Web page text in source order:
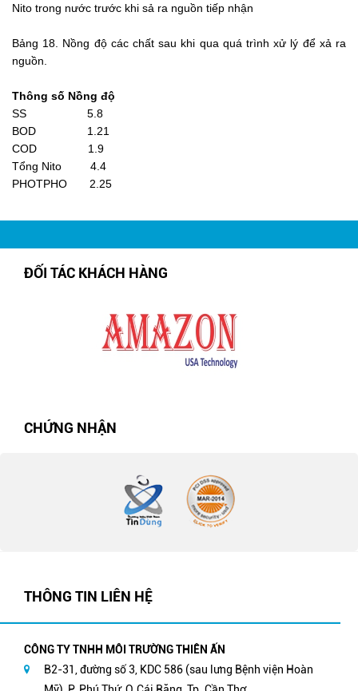
Nito trong nước trước khi sả ra nguồn tiếp nhận
Bảng 18. Nồng độ các chất sau khi qua quá trình xử lý để xả ra
nguồn.
Thông số Nồng độ
SS 5.8
BOD 1.21
COD 1.9
Tổng Nito 4.4
PHOTPHO 2.25
ĐỐI TÁC KHÁCH HÀNG
CHỨNG NHẬN
THÔNG TIN LIÊN HỆ
CÔNG TY TNHH MÔI TRƯỜNG THIÊN ẤN
B2-31, đường số 3, KDC 586 (sau lưng Bệnh viện Hoàn